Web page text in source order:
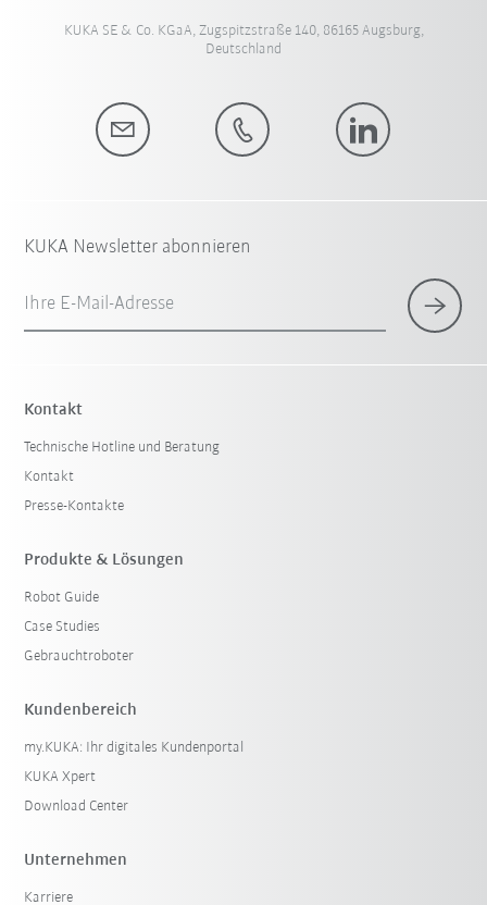
KUKA SE & Co. KGaA, Zugspitzstraße 140, 86165 Augsburg,
Deutschland
KUKA Newsletter abonnieren
Ihre E-Mail-Adresse
Kontakt
Technische Hotline und Beratung
Kontakt
Presse-Kontakte
Produkte & Lösungen
Robot Guide
Case Studies
Gebrauchtroboter
Kundenbereich
my.KUKA: Ihr digitales Kundenportal
KUKA Xpert
Download Center
Unternehmen
Karriere